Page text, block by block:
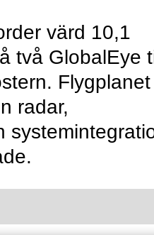
värd 10,1
två GlobalEye
radar,